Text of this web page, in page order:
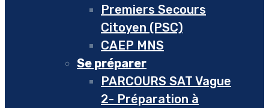
Premiers Secours
Citoyen (PSC)
CAEP MNS
Se préparer
PARCOURS SAT Vague
2- Préparation à